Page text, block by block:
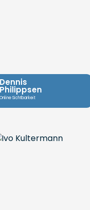
Dennis
Philippsen
Online Sichtbarkeit